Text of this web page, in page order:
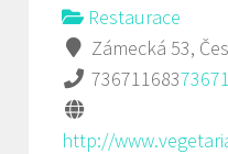
Restaurace
Zámecká 53,
736711683
http://